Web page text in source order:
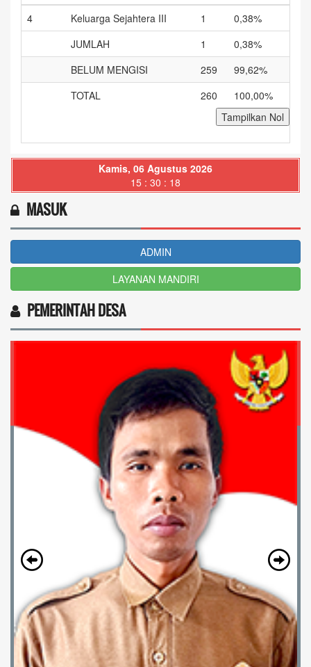
4
Keluarga Sejahtera III 1
0,38%
JUMLAH
1
0,38%
BELUM MENGISI
259
99,62%
TOTAL
260
100,00%
Tampilkan Nol
Kamis, 06 Agustus 2026
15 : 30 : 19
MASUK
ADMIN
LAYANAN MANDIRI
PEMERINTAH DESA